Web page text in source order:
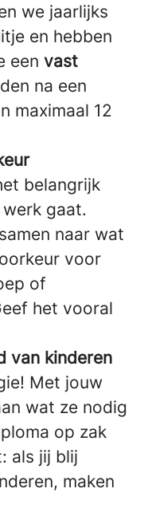
we jaarlijks
en hebben
een vast
na een
maximaal 12
belangrijk
gaat.
naar wat
voor
of
het vooral
van kinderen
Met jouw
wat ze nodig
op zak
als jij blij
maken